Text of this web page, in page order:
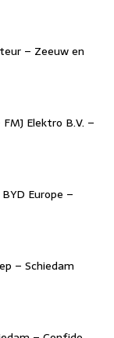
– Zeeuw en
Elektro B.V. –
Europe –
– Schiedam